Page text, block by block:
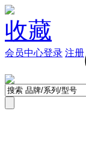
收藏
登录 注册
会员中心